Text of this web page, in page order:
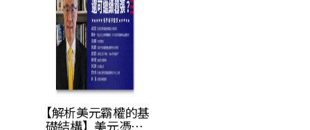
【解析美元霸權的基
礎結構】美元憑什